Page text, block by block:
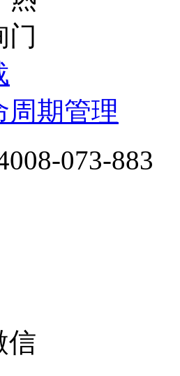
周期管理
073-883
信